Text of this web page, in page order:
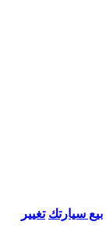
بيع سيارتك تغيير